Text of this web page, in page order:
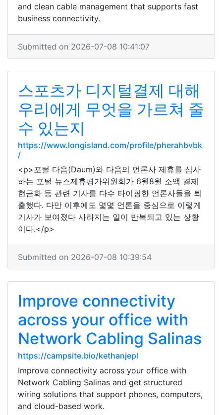
and clean cable management that supports fast
business connectivity.
Submitted on 2026-07-08 10:41:07
스포츠가 디지털결제 대해
우리에게 무엇을 가르쳐 줄
수 있는지
https://www.longisland.com/profile/pherahbvbk
/
<p>포털 다음(Daum)와 다음의 언론사 제휴를 심사
하는 포털 뉴스제휴평가위원회가 6월8월 소액 결제
현금화 등 관련 기사를 다수 타이핑한 언론사들을 퇴
출했다. 다만 이후에도 몇몇 언론을 중심으로 이렇게
기사가 보여졌다 사라지는 일이 반복되고 있는 상황
이다.</p>
Submitted on 2026-07-08 10:39:54
Improve connectivity
across your office with
Network Cabling Salinas
https://campsite.bio/kethanjepl
Improve connectivity across your office with
Network Cabling Salinas and get structured
wiring solutions that support phones, computers,
and cloud-based work.